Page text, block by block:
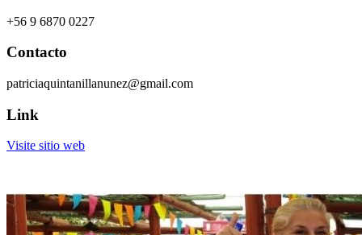
+56 9 6870 0227
Contacto
patriciaquintanillanunez@gmail.com
Link
Visite sitio web